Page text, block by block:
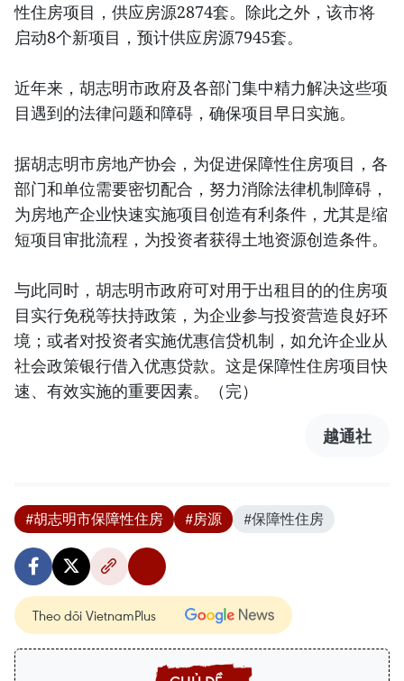
性住房项目，供应房源2874套。除此之外，该市将
启动8个新项目，预计供应房源7945套。
近年来，胡志明市政府及各部门集中精力解决这些项
目遇到的法律问题和障碍，确保项目早日实施。
据胡志明市房地产协会，为促进保障性住房项目，各
部门和单位需要密切配合，努力消除法律机制障碍，
为房地产企业快速实施项目创造有利条件，尤其是缩
短项目审批流程，为投资者获得土地资源创造条件。
与此同时，胡志明市政府可对用于出租目的的住房项
目实行免税等扶持政策，为企业参与投资营造良好环
境；或者对投资者实施优惠信贷机制，如允许企业从
社会政策银行借入优惠贷款。这是保障性住房项目快
速、有效实施的重要因素。（完）
越通社
#胡志明市保障性住房 #房源 #保障性住房
Theo dõi VietnamPlus